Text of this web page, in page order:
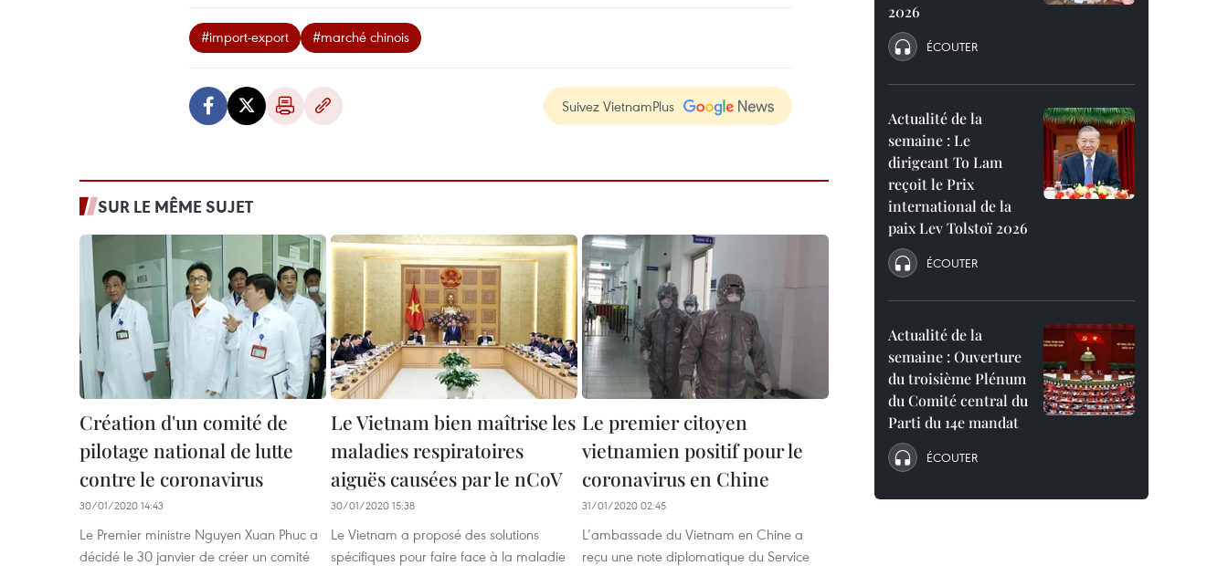
#import-export #marché chinois
Suivez VietnamPlus
SUR LE MÊME SUJET
Création d'un comité de
pilotage national de lutte
contre le coronavirus
30/01/2020 14:43
Le Premier ministre Nguyen Xuan Phuc a
décidé le 30 janvier de créer un comité
Le Vietnam bien maîtrise les
maladies respiratoires
aiguës causées par le nCoV
30/01/2020 15:38
Le Vietnam a proposé des solutions
spécifiques pour faire face à la maladie
Le premier citoyen
vietnamien positif pour le
coronavirus en Chine
31/01/2020 02:45
L’ambassade du Vietnam en Chine a
reçu une note diplomatique du Service
2026
ÉCOUTER
Actualité de la
semaine : Le
dirigeant To Lam
reçoit le Prix
international de la
paix Lev Tolstoï 2026
ÉCOUTER
Actualité de la
semaine : Ouverture
du troisième Plénum
du Comité central du
Parti du 14e mandat
ÉCOUTER